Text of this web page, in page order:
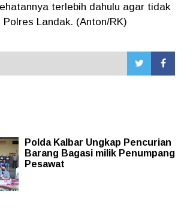
terlebih dahulu agar tidak
Landak. (Anton/RK)
Polda Kalbar Ungkap Pencurian
Barang Bagasi milik Penumpang
Pesawat